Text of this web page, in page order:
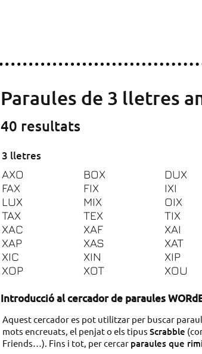
Paraules de 3 lletres
40 resultats
3 lletres
AXO
BOX DUX
FAX
FIX IXI
LUX
MIX OIX
TAX
TEX TIX
XAC
XAF XAI
XAP
XAS XAT
XIC
XIN XIP
XOP
XOT XOU
Introducció al cercador de paraules
Aquest cercador es pot utilitzar per buscar
mots encreuats, el penjat o els tipusScrabble
Friends…). Fins i tot, per cercar paraules que